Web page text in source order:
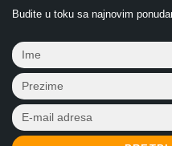
Budite u toku sa najnovim